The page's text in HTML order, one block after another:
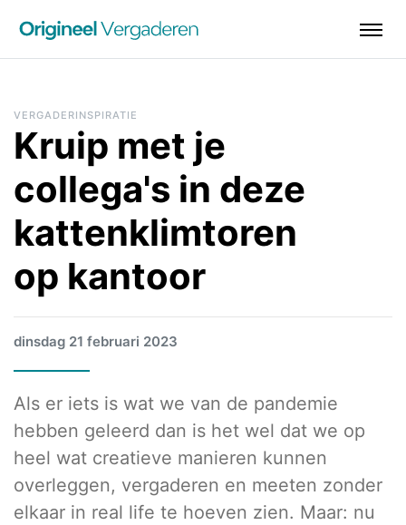
VERGADERINSPIRATIE
Kruip met je
collega's in deze
kattenklimtoren
op kantoor
dinsdag 21 februari 2023
Als er iets is wat we van de pandemie
hebben geleerd dan is het wel dat we op
heel wat creatieve manieren kunnen
overleggen, vergaderen en meeten zonder
elkaar in real life te hoeven zien. Maar: nu